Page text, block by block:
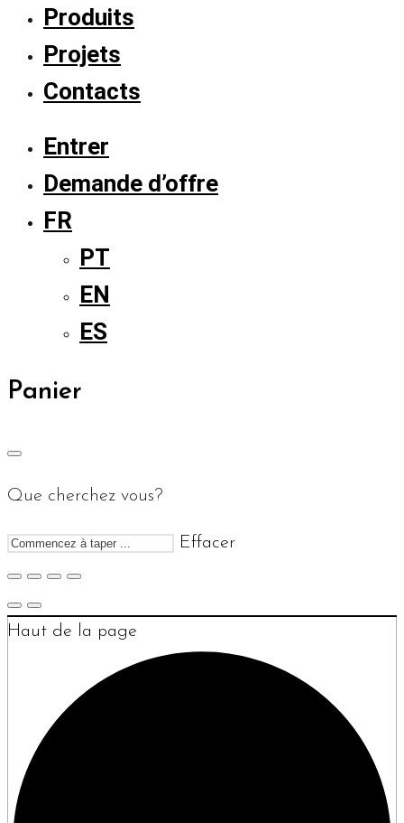
Produits
Projets
Contacts
Entrer
Demande d’offre
FR
PT
EN
ES
Panier
Que cherchez vous?
Effacer
Haut de la page